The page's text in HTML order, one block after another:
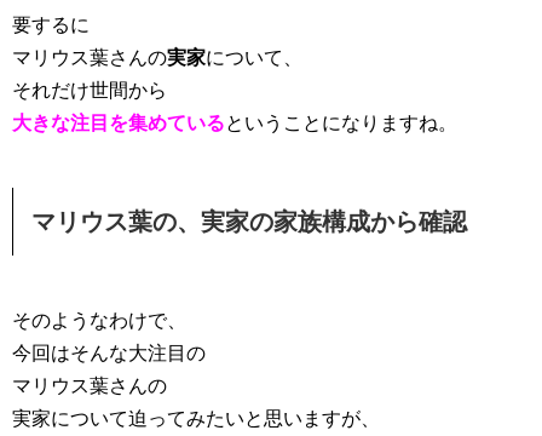
要するに
マリウス葉さんの実家について、
それだけ世間から
大きな注目を集めているということになりますね。
マリウス葉の、実家の家族構成から確認
そのようなわけで、
今回はそんな大注目の
マリウス葉さんの
実家について迫ってみたいと思いますが、